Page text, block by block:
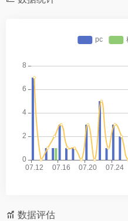
数据评估